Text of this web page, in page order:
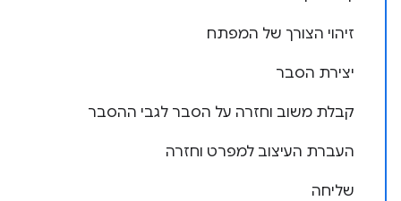
זיהוי הצורך של המפתח
יצירת הסבר
קבלת משוב וחזרה על הסבר לגבי ההסבר
העברת העיצוב למפרט וחזרה
שליחה